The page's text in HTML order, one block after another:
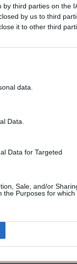
third parties on the
by us to third
it to other third
data.
Data.
Data for Targeted
Sale, and/or
the Purposes for which